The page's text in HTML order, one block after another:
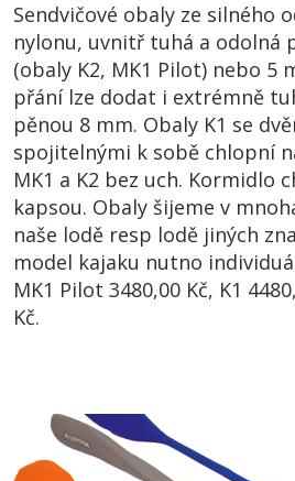
Sendvičové obaly ze silného
nylonu, uvnitř tuhá a odolná
(obaly K2, MK1 Pilot) nebo 5
přání lze dodat i extrémně
pěnou 8 mm. Obaly K1 se
spojitelnými k sobě chlopní
MK1 a K2 bez uch. Kormidlo
kapsou. Obaly šijeme v
naše lodě resp lodě jiných
model kajaku nutno
MK1 Pilot 3480,00 Kč, K1
Kč.